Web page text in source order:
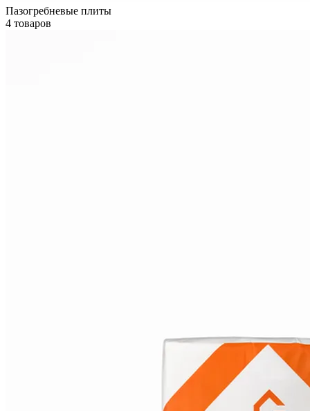
Пазогребневые плиты
4 товаров